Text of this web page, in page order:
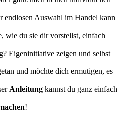
endlosen Auswahl im Handel kann
wie du sie dir vorstellst, einfach
Eigeninitiative zeigen und selbst
und möchte dich ermutigen, es
Anleitung kannst du ganz einfach
!